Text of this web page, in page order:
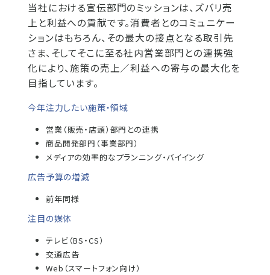
当社における宣伝部門のミッションは、ズバリ売
上と利益への貢献です。消費者とのコミュニケー
ションはもちろん、その最大の接点となる取引先
さま、そしてそこに至る社内営業部門との連携強
化により、施策の売上／利益への寄与の最大化を
目指しています。
今年注力したい施策・領域
営業（販売・店頭）部門との連携
商品開発部門（事業部門）
メディアの効率的なプランニング・バイイング
広告予算の増減
前年同様
注目の媒体
テレビ（BS・CS）
交通広告
Web（スマートフォン向け）